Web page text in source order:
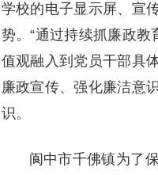
学校的电子显示屏、宣
势。“通过持续抓廉政
值观融入到党员干部具
廉政宣传、强化廉洁意
识。
阆中市千佛镇为了